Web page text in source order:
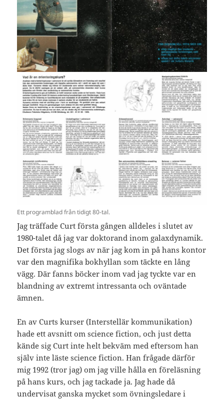
Ett programblad från tidigt 80-tal.
Jag träffade Curt första gången alldeles i slutet av
1980-talet då jag var doktorand inom galaxdynamik.
Det första jag slogs av när jag kom in på hans kontor
var den magnifika bokhyllan som täckte en lång
vägg. Där fanns böcker inom vad jag tyckte var en
blandning av extremt intressanta och oväntade
ämnen.
En av Curts kurser (Interstellär kommunikation)
hade ett avsnitt om science fiction, och just detta
kände sig Curt inte helt bekväm med eftersom han
själv inte läste science fiction. Han frågade därför
mig 1992 (tror jag) om jag ville hålla en föreläsning
på hans kurs, och jag tackade ja. Jag hade då
undervisat ganska mycket som övningsledare i